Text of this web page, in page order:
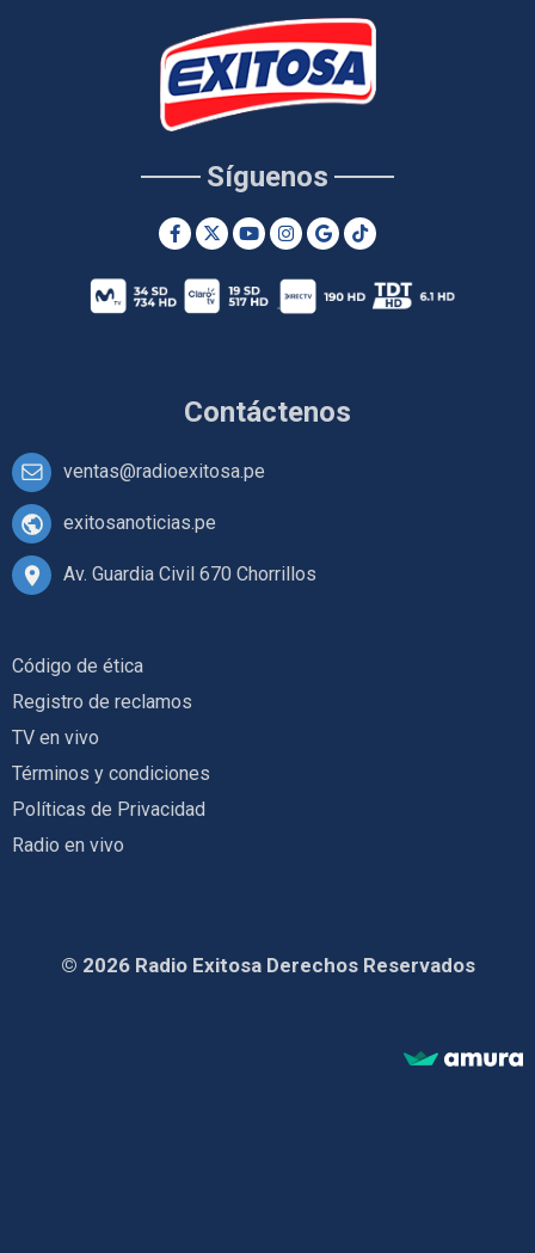
Contáctenos
ventas@radioexitosa.pe
exitosanoticias.pe
Av. Guardia Civil 670 Chorrillos
Síguenos
Código de ética
Registro de reclamos
TV en vivo
Términos y condiciones
Políticas de Privacidad
Radio en vivo
© 2026 Radio Exitosa Derechos Reservados